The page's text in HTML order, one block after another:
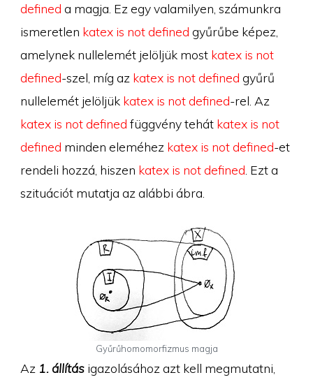
defined a magja. Ez egy valamilyen, számunkra
ismeretlen katex is not defined gyűrűbe képez,
amelynek nullelemét jelöljük most katex is not
defined-szel, míg az katex is not defined gyűrű
nullelemét jelöljük katex is not defined-rel. Az
katex is not defined függvény tehát katex is not
defined minden eleméhez katex is not defined-et
rendeli hozzá, hiszen katex is not defined. Ezt a
szituációt mutatja az alábbi ábra.
Gyűrűhomomorfizmus magja
Az 1. állításigazolásához azt kell megmutatni,